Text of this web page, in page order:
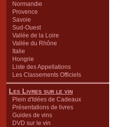
Normandie
Provence
Savoie
Sud-Ouest
Vallée de la Loire
Vallée du Rhône
Italie
Hongrie
Liste des Appellations
Les Classements Officiels
Les Livres sur le vin
Plein d'Idées de Cadeaux
Présentations de livres
Guides de vins
DVD sur le vin